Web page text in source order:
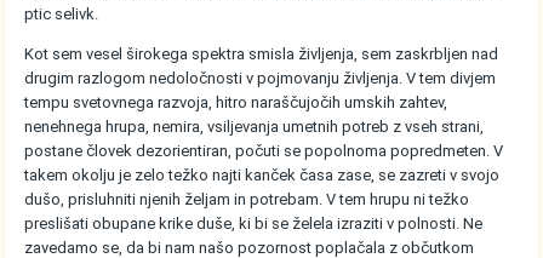
ptic selivk.
Kot sem vesel širokega spektra smisla življenja, sem zaskrbljen nad
drugim razlogom nedoločnosti v pojmovanju življenja. V tem divjem
tempu svetovnega razvoja, hitro naraščujočih umskih zahtev,
nenehnega hrupa, nemira, vsiljevanja umetnih potreb z vseh strani,
postane človek dezorientiran, počuti se popolnoma popredmeten. V
takem okolju je zelo težko najti kanček časa zase, se zazreti v svojo
dušo, prisluhniti njenih željam in potrebam. V tem hrupu ni težko
preslišati obupane krike duše, ki bi se želela izraziti v polnosti. Ne
zavedamo se, da bi nam našo pozornost poplačala z občutkom